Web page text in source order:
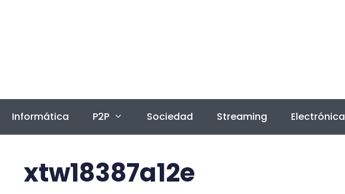
Informática P2P Sociedad Streaming Electrónica
xtw18387a12e